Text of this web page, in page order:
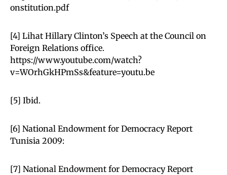
onstitution.pdf
[4] Lihat Hillary Clinton’s Speech at the Council on
Foreign Relations office.
https://www.youtube.com/watch?
v=WOrhGkHPmSs&feature=youtu.be
[5] Ibid.
[6] National Endowment for Democracy Report
Tunisia 2009:
[7] National Endowment for Democracy Report